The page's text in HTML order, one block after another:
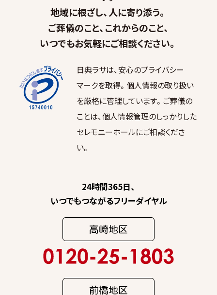
地域に根ざし、人に寄り添う。
ご葬儀のこと、これからのこと、
いつでもお気軽にご相談ください。
日典ラサは、安心のプライバシー
マークを取得。個人情報の取り扱い
を厳格に管理しています。ご葬儀の
ことは、個人情報管理のしっかりした
セレモニーホールにご相談くださ
い。
24時間365日、
いつでもつながるフリーダイヤル